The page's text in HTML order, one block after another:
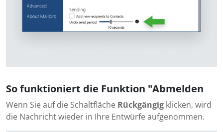
So funktioniert die Funktion "Abmelden
Wenn Sie auf die Schaltfläche Rückgängig klicken, wird
die Nachricht wieder in Ihre Entwürfe aufgenommen.